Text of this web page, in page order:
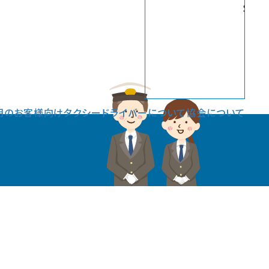
のお客様向けタクシードライバーについて協会について